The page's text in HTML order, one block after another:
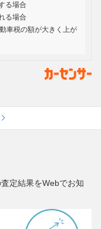
る場合
る場合
車税の額が大きく上が
定結果をWebでお知